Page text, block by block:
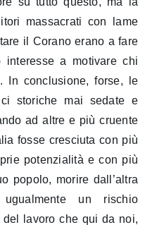
massacrati con lame
il Corano erano a fare
a motivare chi
In conclusione, forse, le
storiche mai sedate e
ad altre e più cruente
fosse cresciuta con più
potenzialità e con più
popolo, morire dall’altra
un rischio
del lavoro che qui da noi,